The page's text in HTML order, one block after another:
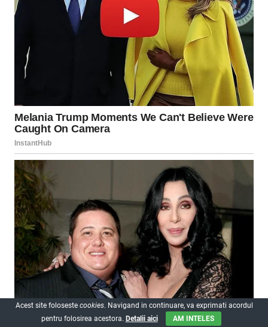
Acest site foloseste cookies. Navigand in continuare, va exprimati acordul
pentru folosirea acestora. Detalii aici AM INTELES